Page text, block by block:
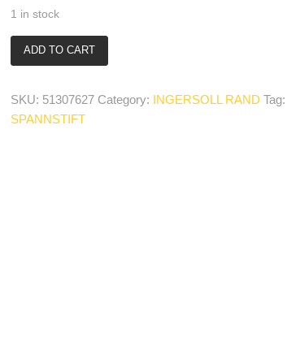
1 in stock
51307627
pin
quantity
ADD TO CART
SKU: 51307627 Category: INGERSOLL RAND Tag:
SPANNSTIFT